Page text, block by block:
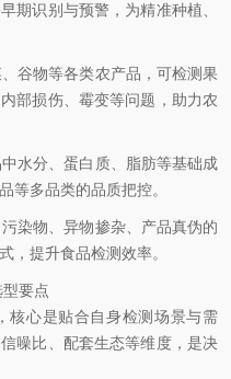
期识别与预警，为精准种植、
、谷物等各类农产品，可检测果
部损伤、霉变等问题，助力农
中水分、蛋白质、脂肪等基础成
等多品类的品质把控。
污染物、异物掺杂、产品真伪的
，提升食品检测效率。
要点
核心是贴合自身检测场景与需
噪比、配套生态等维度，是决